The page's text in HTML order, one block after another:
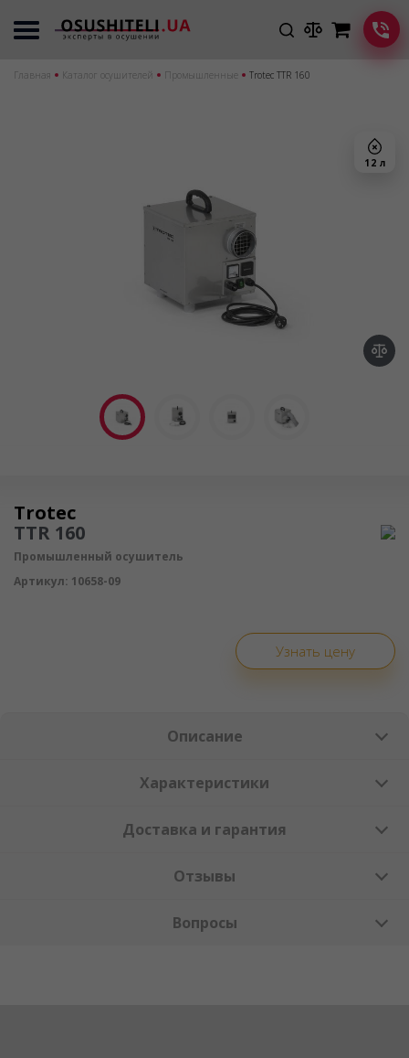
Главная Каталог осушителей Промышленные Trotec TTR 160
12 л
Осушитель воздуха
Trotec
TTR 160
Промышленный осушитель
Артикул: 10658-09
Узнать цену
Описание
Характеристики
Доставка и гарантия
Отзывы
Вопросы